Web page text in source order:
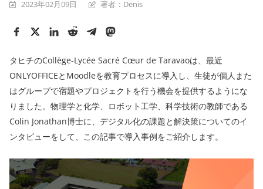
2023年02月09日 著者：Denis
タヒチのCollège-Lycée Sacré Cœur de Taravaoは、最近
ONLYOFFICEとMoodleを教育プロセスに導入し、生徒が個人また
はグループで宿題やプロジェクトを行う機会を提供するようにな
りました。物理学と化学、ロボット工学、科学技術の教師である
Colin Jonathan博士に、デジタル化の課題と解決策についてのイ
ンタビューをして、この記事で導入事例をご紹介します。